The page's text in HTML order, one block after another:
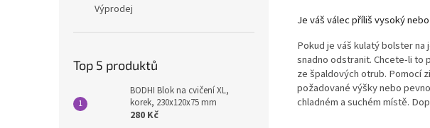
Výprodej
Top 5 produktů
BODHI Blok na cvičení XL,
korek, 230x120x75 mm
280 Kč
Je váš válec příliš vysoký
Pokud je váš kulatý bolster
snadno odstranit. Chcete-li to
ze špaldových otrub. Pomocí
požadované výšky nebo
chladném a suchém místě.